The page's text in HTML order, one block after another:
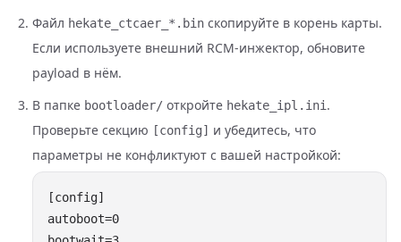
Файл hekate_ctcaer_*.bin скопируйте в корень карты.
Если используете внешний RCM-инжектор, обновите
payload в нём.
В папке bootloader/ откройте hekate_ipl.ini .
Проверьте секцию [config] и убедитесь, что
параметры не конфликтуют с вашей настройкой: